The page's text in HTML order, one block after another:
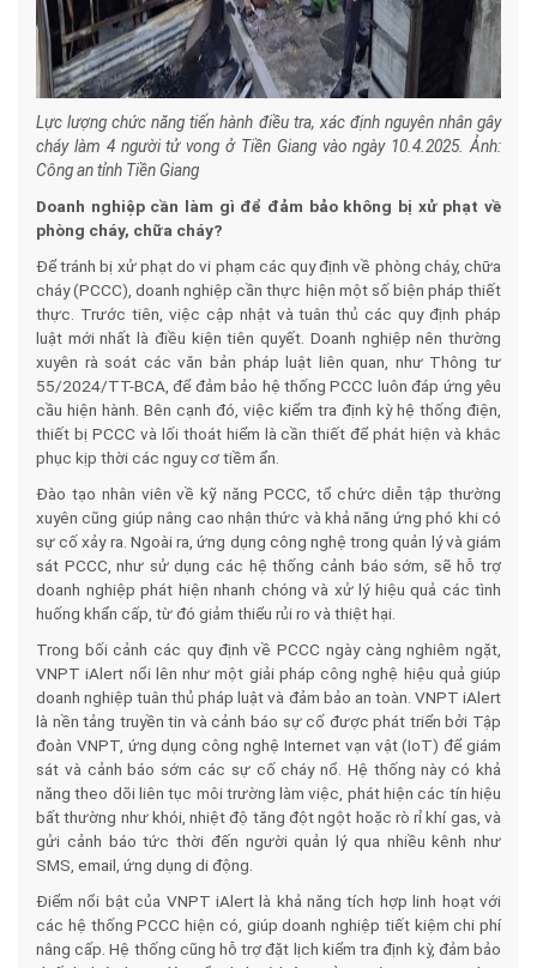
Lực lượng chức năng tiến hành điều tra, xác định nguyên nhân gây
cháy làm 4 người tử vong ở Tiền Giang vào ngày 10.4.2025. Ảnh:
Công an tỉnh Tiền Giang
Doanh nghiệp cần làm gì để đảm bảo không bị xử phạt về
phòng cháy, chữa cháy?
Để tránh bị xử phạt do vi phạm các quy định về phòng cháy, chữa
cháy (PCCC), doanh nghiệp cần thực hiện một số biện pháp thiết
thực. Trước tiên, việc cập nhật và tuân thủ các quy định pháp
luật mới nhất là điều kiện tiên quyết. Doanh nghiệp nên thường
xuyên rà soát các văn bản pháp luật liên quan, như Thông tư
55/2024/TT-BCA, để đảm bảo hệ thống PCCC luôn đáp ứng yêu
cầu hiện hành. Bên cạnh đó, việc kiểm tra định kỳ hệ thống điện,
thiết bị PCCC và lối thoát hiểm là cần thiết để phát hiện và khắc
phục kịp thời các nguy cơ tiềm ẩn.​
Đào tạo nhân viên về kỹ năng PCCC, tổ chức diễn tập thường
xuyên cũng giúp nâng cao nhận thức và khả năng ứng phó khi có
sự cố xảy ra. Ngoài ra, ứng dụng công nghệ trong quản lý và giám
sát PCCC, như sử dụng các hệ thống cảnh báo sớm, sẽ hỗ trợ
doanh nghiệp phát hiện nhanh chóng và xử lý hiệu quả các tình
huống khẩn cấp, từ đó giảm thiểu rủi ro và thiệt hại.​
Trong bối cảnh các quy định về PCCC ngày càng nghiêm ngặt,
VNPT iAlert nổi lên như một giải pháp công nghệ hiệu quả giúp
doanh nghiệp tuân thủ pháp luật và đảm bảo an toàn. VNPT iAlert
là nền tảng truyền tin và cảnh báo sự cố được phát triển bởi Tập
đoàn VNPT, ứng dụng công nghệ Internet vạn vật (IoT) để giám
sát và cảnh báo sớm các sự cố cháy nổ. Hệ thống này có khả
năng theo dõi liên tục môi trường làm việc, phát hiện các tín hiệu
bất thường như khói, nhiệt độ tăng đột ngột hoặc rò rỉ khí gas, và
gửi cảnh báo tức thời đến người quản lý qua nhiều kênh như
SMS, email, ứng dụng di động.​
Điểm nổi bật của VNPT iAlert là khả năng tích hợp linh hoạt với
các hệ thống PCCC hiện có, giúp doanh nghiệp tiết kiệm chi phí
nâng cấp. Hệ thống cũng hỗ trợ đặt lịch kiểm tra định kỳ, đảm bảo